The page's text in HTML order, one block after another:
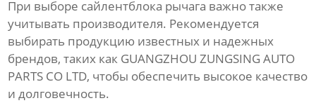
При выборе сайлентблока рычага важно также
учитывать производителя. Рекомендуется
выбирать продукцию известных и надежных
брендов, таких как GUANGZHOU ZUNGSING AUTO
PARTS CO LTD, чтобы обеспечить высокое качество
и долговечность.